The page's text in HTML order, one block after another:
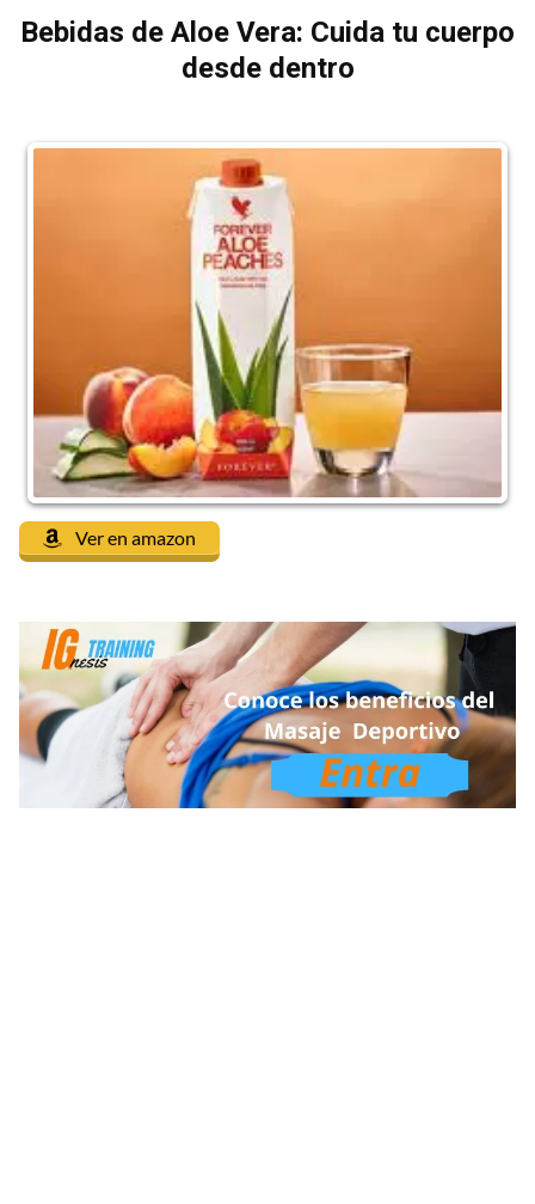
Bebidas de Aloe Vera: Cuida tu cuerpo
desde dentro
Ver en amazon